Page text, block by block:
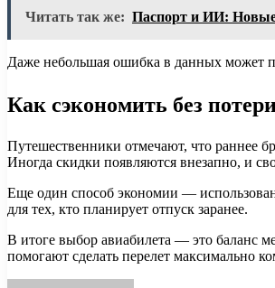
Читать так же: Паспорт и ИИ:
Даже небольшая ошибка в данных может
Как сэкономить без
Путешественники отмечают, что раннее
Иногда скидки появляются внезапно, и
Еще один способ экономии —
для тех, кто планирует отпуск заранее.
В итоге выбор авиабилета — это баланс
помогают сделать перелет максимально